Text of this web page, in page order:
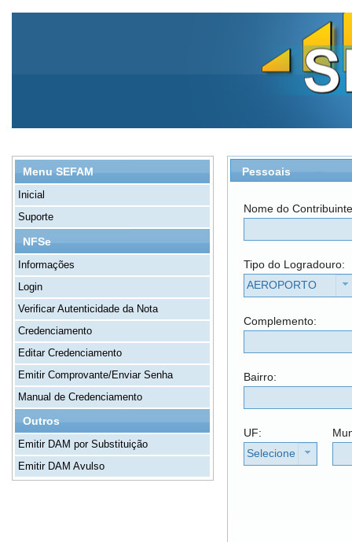
Menu SEFAM
Inicial
Suporte
NFSe
Informações
Login
Verificar Autenticidade da Nota
Credenciamento
Editar Credenciamento
Emitir Comprovante/Enviar Senha
Manual de Credenciamento
Outros
Emitir DAM por Substituição
Emitir DAM Avulso
Pessoais
Nome do
Tipo do Logradouro:
AEROPORTO
Complemento:
Bairro:
UF:
Selecione